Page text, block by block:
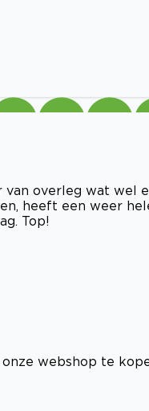
overleg wat wel
heeft een weer
Top!
webshop te